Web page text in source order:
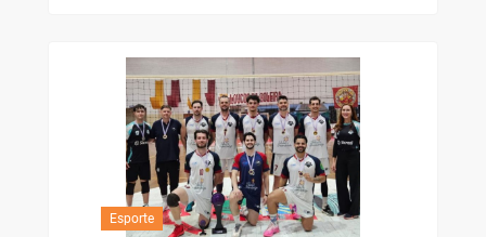
Esporte